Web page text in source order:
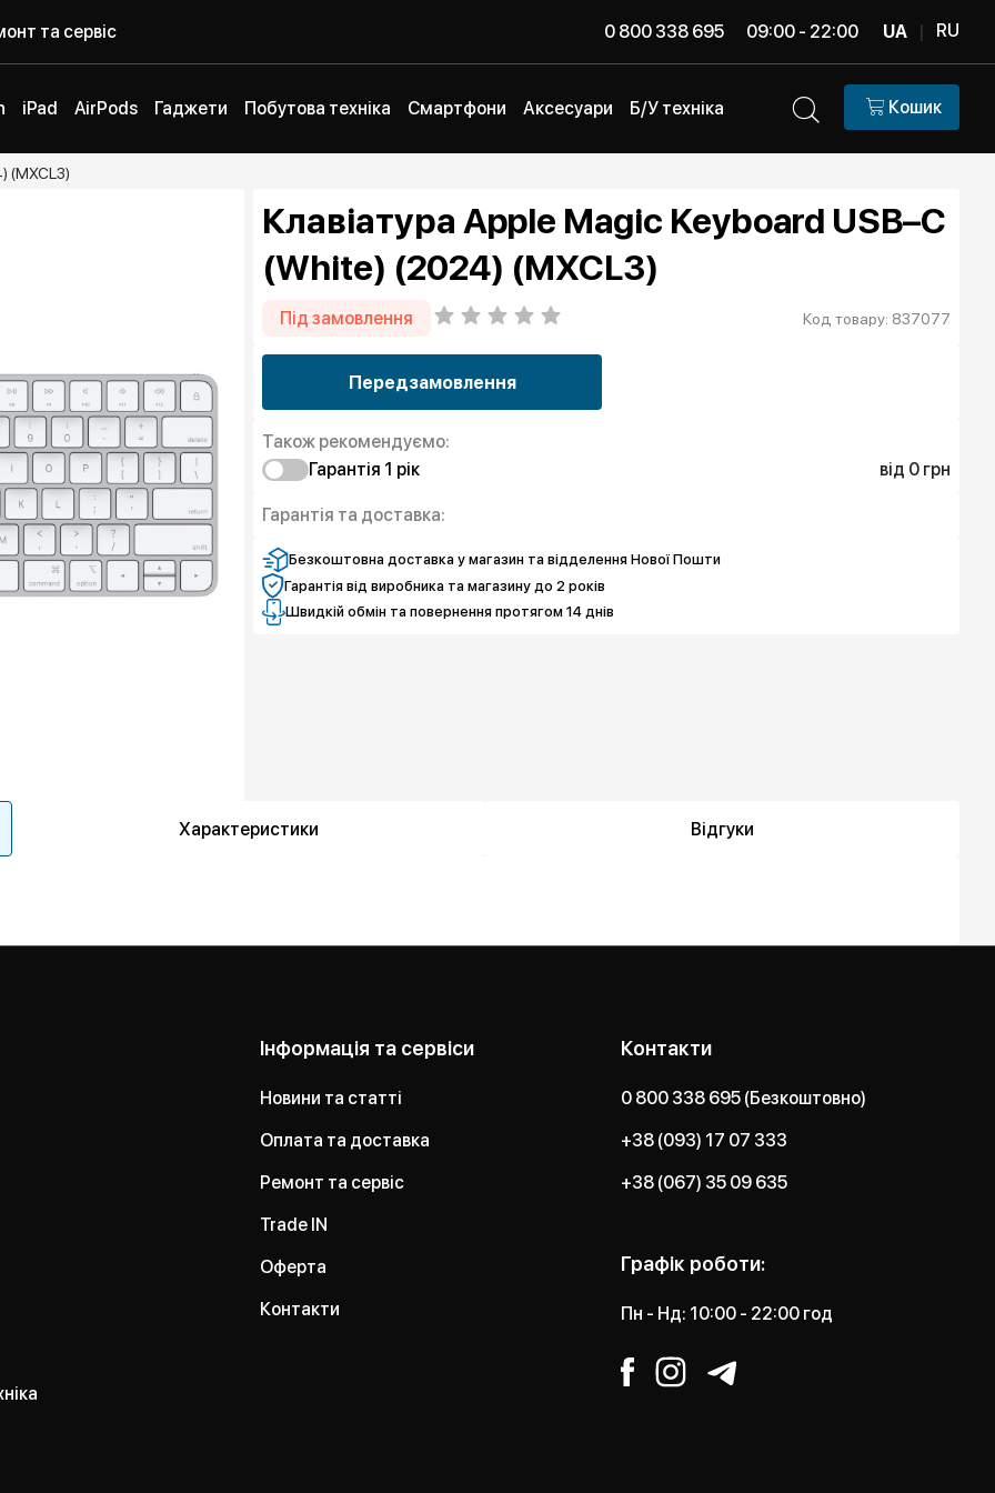
та сервіс 0 800 338 695 09:00 - 22:00 UA | RU
iPad AirPods Гаджети Побутова техніка Смартфони Аксесуари Б/У техніка Кошик
(MXCL3)
Клавіатура Apple Magic Keyboard USB–C
(White) (2024) (MXCL3)
Під замовлення Код товару: 837077
Передзамовлення
Також рекомендуємо:
Гарантія 1 рiк
від 0 грн
Гарантія та доставка:
Безкоштовна доставка у магазин та відделення Нової Пошти
Гарантія від виробника та магазину до 2 років
Швидкій обмін та повернення протягом 14 днів
Характеристики Відгуки
Інформація та сервіси
Новини та статті
Оплата та доставка
Ремонт та сервіс
Trade IN
Оферта
Контакти
Контакти
0 800 338 695 (Безкоштовно)
+38 (093) 17 07 333
+38 (067) 35 09 635
Графік роботи:
Пн - Нд: 10:00 - 22:00 год